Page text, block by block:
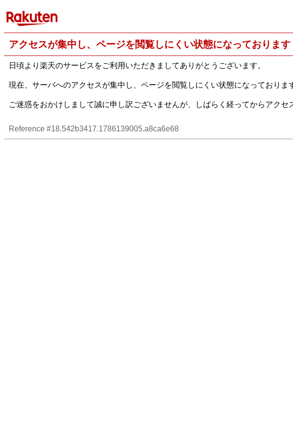
アクセスが集中し、ページを閲覧しにくい状態になっております
日頃より楽天のサービスをご利用いただきましてありがとうございます。
現在、サーバへのアクセスが集中し、ページを閲覧しにくい状態になっておりま
ご迷惑をおかけしまして誠に申し訳ございませんが、しばらく経ってからアク
Reference #18.542b3417.1786139005.a8ca6e68